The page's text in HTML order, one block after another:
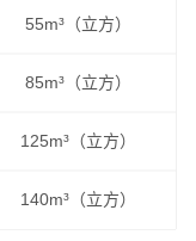
55m³（立方）
85m³（立方）
125m³（立方）
140m³（立方）